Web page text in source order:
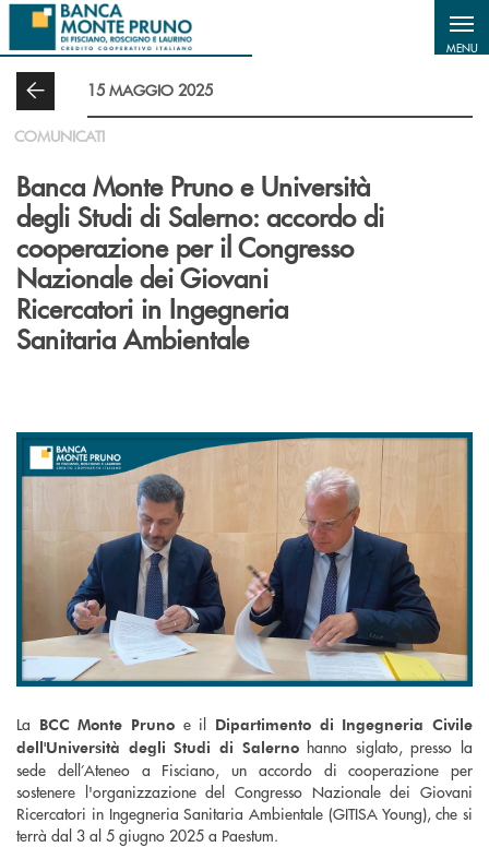
Salta al contenuto principale
MENU
15 MAGGIO 2025
COMUNICATI
Banca Monte Pruno e Università
degli Studi di Salerno: accordo di
cooperazione per il Congresso
Nazionale dei Giovani
Ricercatori in Ingegneria
Sanitaria Ambientale
La BCC Monte Pruno e il Dipartimento di Ingegneria Civile
dell'Università degli Studi di Salernohanno siglato, presso la
sede dell’Ateneo a Fisciano, un accordo di cooperazione per
sostenere l'organizzazione del Congresso Nazionale dei Giovani
Ricercatori in Ingegneria Sanitaria Ambientale (GITISA Young), che si
terrà dal 3 al 5 giugno 2025 a Paestum.